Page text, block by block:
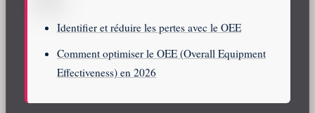
Identifier et réduire les pertes avec le OEE
Comment optimiser le OEE (Overall Equipment
Effectiveness) en 2026